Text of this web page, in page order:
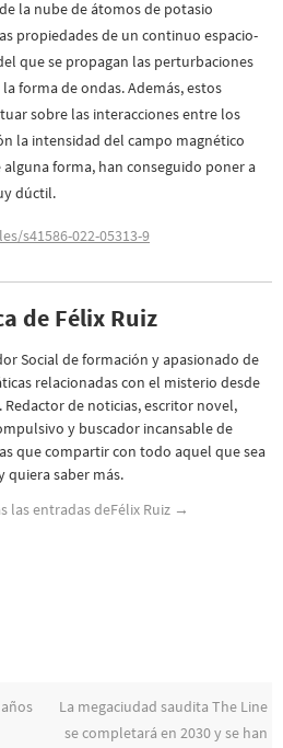
la nube de átomos de potasio
propiedades de un continuo espacio-
que se propagan las perturbaciones
forma de ondas. Además, estos
sobre las interacciones entre los
la intensidad del campo magnético
forma, han conseguido poner a
dúctil.
s41586-022-05313-9
de Félix Ruiz
Social de formación y apasionado de
relacionadas con el misterio desde
Redactor de noticias, escritor novel,
y buscador incansable de
que compartir con todo aquel que sea
quiera saber más.
las entradas deFélix Ruiz →
La megaciudad saudita The Line
se completará en 2030 y se han